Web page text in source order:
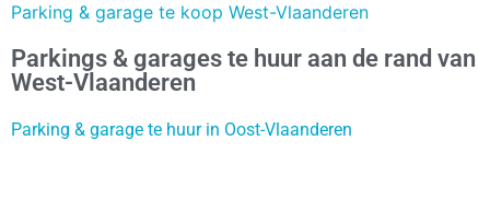
Parking & garage te koop West-Vlaanderen
Parkings & garages te huur aan de rand van
West-Vlaanderen
Parking & garage te huur in Oost-Vlaanderen